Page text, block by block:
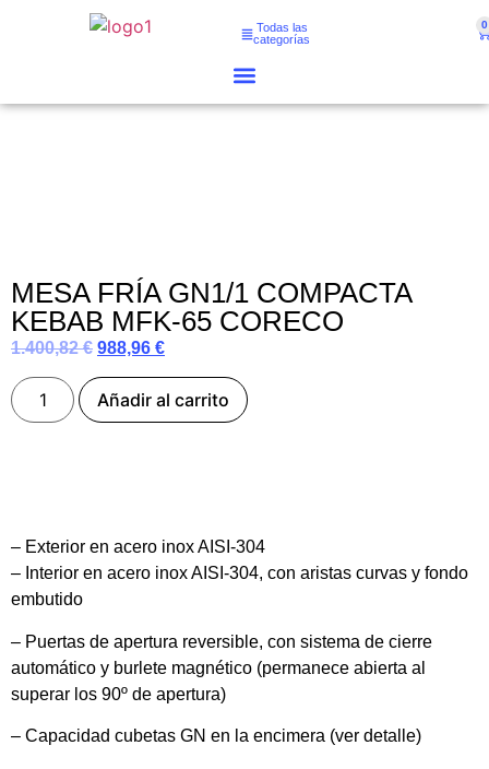
Todas las
categorías
0
MESA FRÍA GN1/1 COMPACTA
KEBAB MFK-65 CORECO
1.400,82€ 988,96 €
Añadir al carrito
– Exterior en acero inox AISI-304
– Interior en acero inox AISI-304, con aristas curvas y fondo
embutido
– Puertas de apertura reversible, con sistema de cierre
automático y burlete magnético (permanece abierta al
superar los 90º de apertura)
– Capacidad cubetas GN en la encimera (ver detalle)